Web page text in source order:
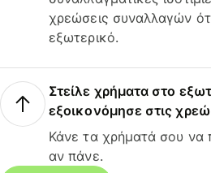
χρεώσεις συναλλαγών
εξωτερικό.
Στείλε χρήματα στο
εξοικονόμησε στις
Κάνε τα χρήματά σου να
αν πάνε.